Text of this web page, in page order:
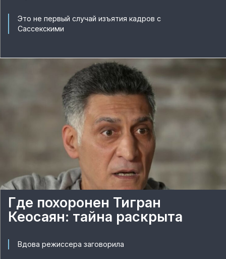
Это не первый случай изъятия кадров с
Сассекскими
Где похоронен Тигран
Кеосаян: тайна раскрыта
Вдова режиссера заговорила